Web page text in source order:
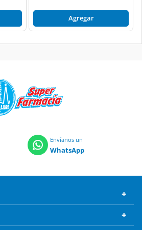
Agregar
Envíanos un
WhatsApp